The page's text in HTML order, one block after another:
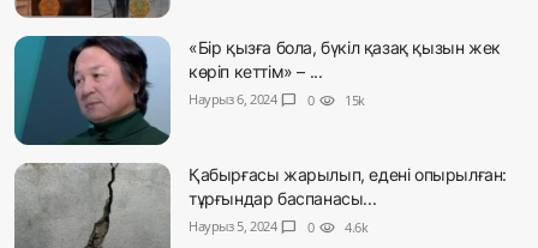
«Бір қызға бола, бүкіл қазақ қызын жек
көріп кеттім» – ...
Наурыз 6, 2024 chat_bubble 0 visibility 15k
Қабырғасы жарылып, едені опырылған:
тұрғындар баспанасы...
Наурыз 5, 2024 chat_bubble 0 visibility 4.6k